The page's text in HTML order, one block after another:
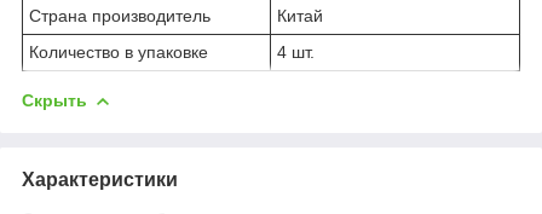
Страна производитель
Китай
Количество в упаковке
4 шт.
Скрыть
Характеристики